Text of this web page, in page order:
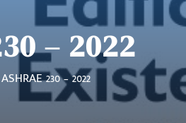
– 2022
230 – 2022